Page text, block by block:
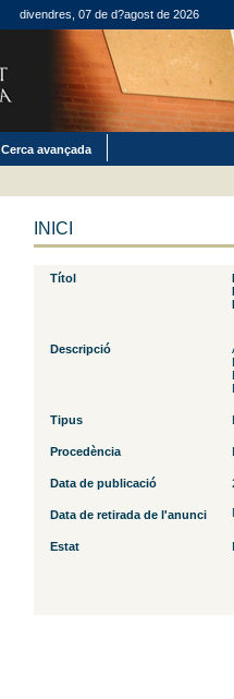
divendres, 07 de d?agost de 2026
Cerca avançada
INICI
Títol
Descripció
Tipus
Procedència
Data de publicació
Data de retirada de l'anunci
Estat